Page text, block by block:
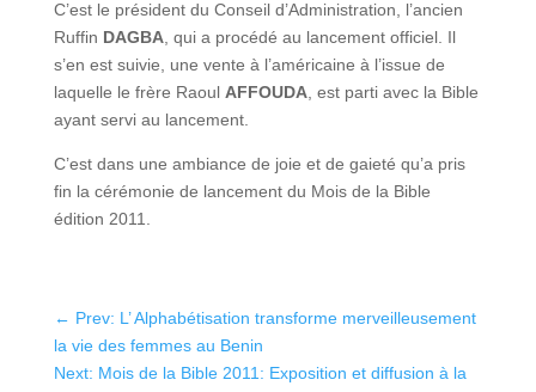
C’est le président du Conseil d’Administration, l’ancien
Ruffin DAGBA, qui a procédé au lancement officiel. Il
s’en est suivie, une vente à l’américaine à l’issue de
laquelle le frère Raoul AFFOUDA, est parti avec la Bible
ayant servi au lancement.
C’est dans une ambiance de joie et de gaieté qu’a pris
fin la cérémonie de lancement du Mois de la Bible
édition 2011.
← Prev: L’ Alphabétisation transforme merveilleusement
la vie des femmes au Benin
Next: Mois de la Bible 2011: Exposition et diffusion à la